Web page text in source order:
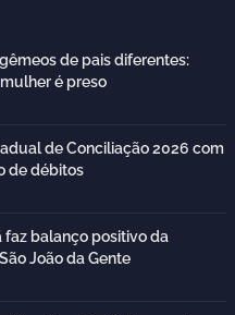
de pais diferentes:
é preso
de Conciliação 2026 com
de débitos
faz balanço positivo da
João da Gente